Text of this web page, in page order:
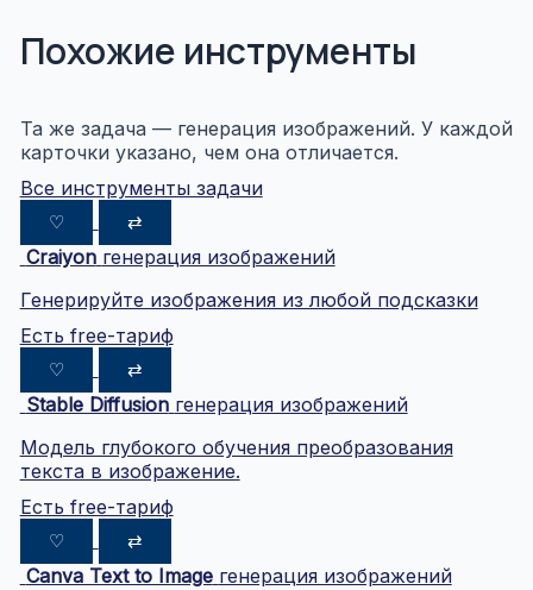
Похожие инструменты
Та же задача — генерация изображений. У каждой
карточки указано, чем она отличается.
Все инструменты задачи
♡ ⇄
Craiyon генерация изображений
Генерируйте изображения из любой подсказки
Есть free-тариф
♡ ⇄
Stable Diffusion генерация изображений
Модель глубокого обучения преобразования
текста в изображение.
Есть free-тариф
♡ ⇄
Canva Text to Image генерация изображений